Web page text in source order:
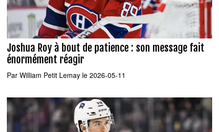
Joshua Roy à bout de patience : son message fait
énormément réagir
Par William Petit Lemay le 2026-05-11